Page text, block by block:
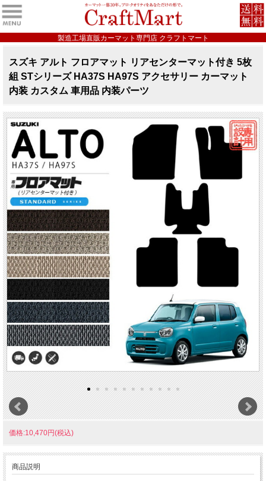
製造工場直販カーマット専門店 クラフトマート
スズキ アルト フロアマット リアセンターマット付き 5枚
組 STシリーズ HA37S HA97S アクセサリー カーマット
内装 カスタム 車用品 内装パーツ
価格:10,470円(税込)
商品説明